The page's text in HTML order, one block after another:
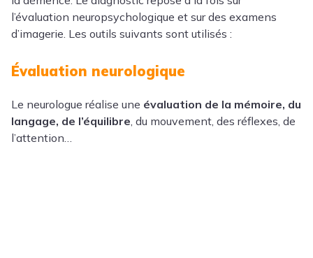
l’évaluation neuropsychologique et sur des examens
d’imagerie. Les outils suivants sont utilisés :
Évaluation neurologique
Le neurologue réalise une évaluation de la mémoire, du
langage, de l’équilibre , du mouvement, des réflexes, de
l’attention…